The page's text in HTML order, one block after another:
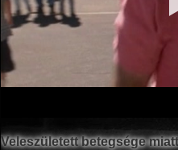
Veleszületett betegsége